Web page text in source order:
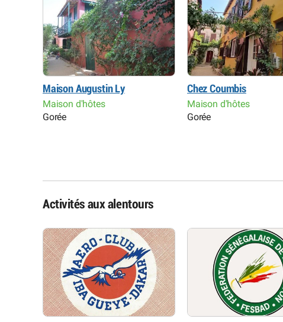
Maison Augustin Ly
Maison d'hôtes
Gorée
Chez Coumbis
Maison d'hôtes
Gorée
Activités aux alentours